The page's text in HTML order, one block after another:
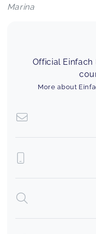
Marina
Official Einfach
More about